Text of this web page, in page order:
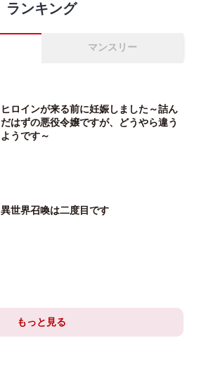
ランキング
マンスリー
ヒロインが来る前に妊娠しました～詰ん
だはずの悪役令嬢ですが、どうやら違う
ようです～
異世界召喚は二度目です
もっと見る